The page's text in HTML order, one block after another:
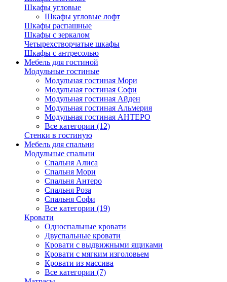
Шкафы угловые
Шкафы угловые лофт
Шкафы распашные
Шкафы с зеркалом
Четырехстворчатые шкафы
Шкафы с антресолью
Мебель для гостиной
Модульные гостиные
Модульная гостиная Мори
Модульная гостиная Софи
Модульная гостиная Айден
Модульная гостиная Альмерия
Модульная гостиная АНТЕРО
Все категории (12)
Стенки в гостиную
Мебель для спальни
Модульные спальни
Спальня Алиса
Спальня Мори
Спальня Антеро
Спальня Роза
Спальня Софи
Все категории (19)
Кровати
Односпальные кровати
Двуспальные кровати
Кровати с выдвижными ящиками
Кровати с мягким изголовьем
Кровати из массива
Все категории (7)